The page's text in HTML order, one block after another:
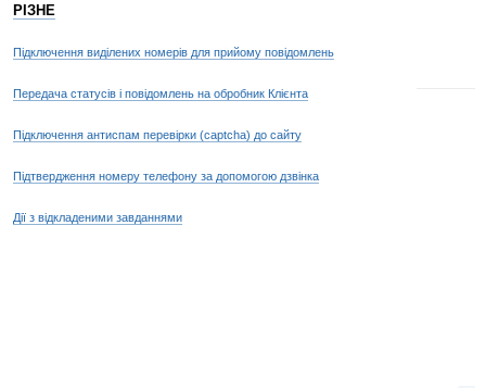
РІЗНЕ
Підключення виділених номерів для прийому повідомлень
Передача статусів і повідомлень на обробник Клієнта
Підключення антиспам перевірки (captcha) до сайту
Підтвердження номеру телефону за допомогою дзвінка
Дії з відкладеними завданнями